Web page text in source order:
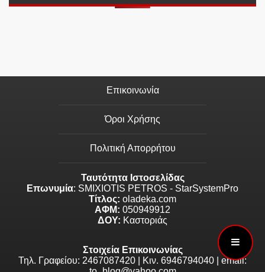
Επικοινωνία
Όροι Χρήσης
Πολιτική Απορρήτου
Ταυτότητα Ιστοσελίδας
Επωνυμία: SMIXIOTIS PETROS - StarSystemPro
Τίτλος: oladeka.com
ΑΦΜ: 050949912
ΔΟΥ: Καστοριάς
Στοιχεία Επικοινωνίας
Τηλ. Γραφείου: 2467087420 | Κιν. 6946794040 | email: